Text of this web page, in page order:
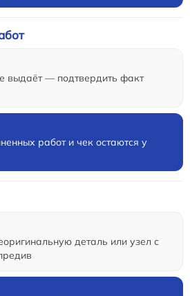
выдаёт — подтвердить факт
работ и чек остаются у
деталь или узел с